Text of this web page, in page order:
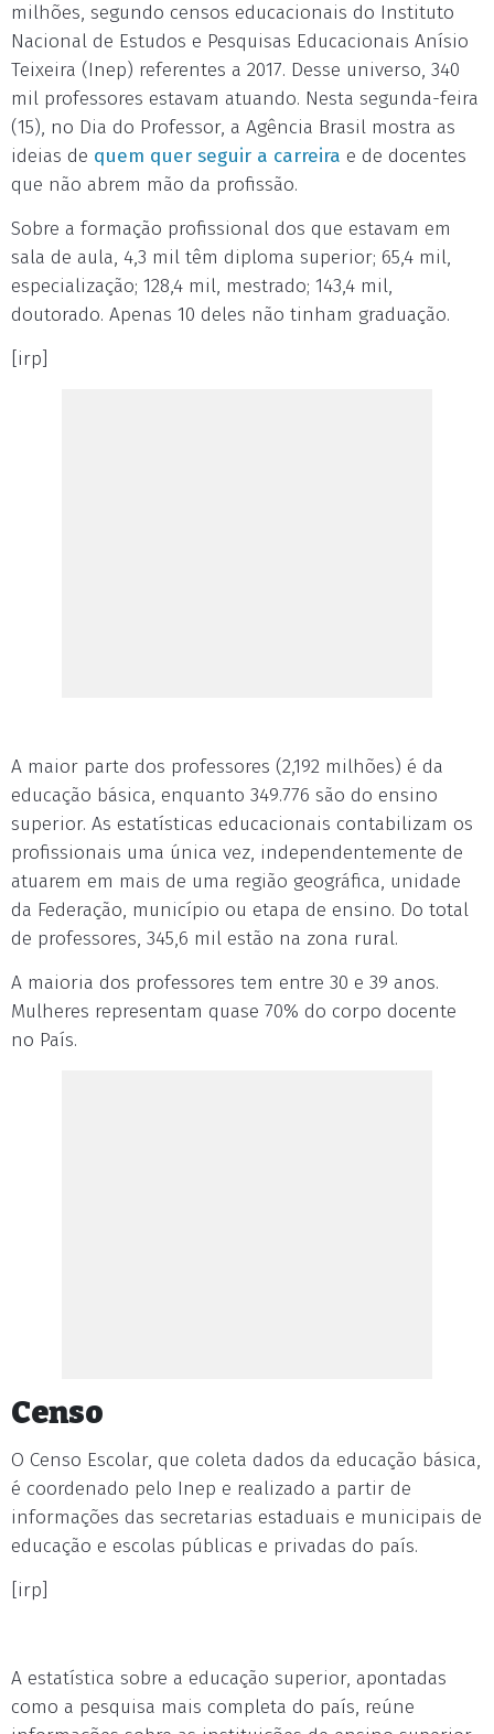
milhões, segundo censos educacionais do Instituto
Nacional de Estudos e Pesquisas Educacionais Anísio
Teixeira (Inep) referentes a 2017. Desse universo, 340
mil professores estavam atuando. Nesta segunda-feira
(15), no Dia do Professor, a Agência Brasil mostra as
ideias de quem quer seguir a carreira e de docentes
que não abrem mão da profissão.
Sobre a formação profissional dos que estavam em
sala de aula, 4,3 mil têm diploma superior; 65,4 mil,
especialização; 128,4 mil, mestrado; 143,4 mil,
doutorado. Apenas 10 deles não tinham graduação.
[irp]
A maior parte dos professores (2,192 milhões) é da
educação básica, enquanto 349.776 são do ensino
superior. As estatísticas educacionais contabilizam os
profissionais uma única vez, independentemente de
atuarem em mais de uma região geográfica, unidade
da Federação, município ou etapa de ensino. Do total
de professores, 345,6 mil estão na zona rural.
A maioria dos professores tem entre 30 e 39 anos.
Mulheres representam quase 70% do corpo docente
no País.
Censo
O Censo Escolar, que coleta dados da educação básica,
é coordenado pelo Inep e realizado a partir de
informações das secretarias estaduais e municipais de
educação e escolas públicas e privadas do país.
[irp]
A estatística sobre a educação superior, apontadas
como a pesquisa mais completa do país, reúne